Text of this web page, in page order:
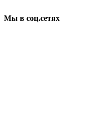
Мы в соц.сетях